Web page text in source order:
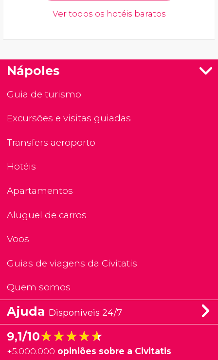
Ver todos os hotéis baratos
Nápoles
Guia de turismo
Excursões e visitas guiadas
Transfers aeroporto
Hotéis
Apartamentos
Aluguel de carros
Voos
Guias de viagens da Civitatis
Quem somos
Ajuda Disponíveis 24/7
9,1/10★★★★★
★★★★★
+5.000.000 opiniões sobre a Civitatis